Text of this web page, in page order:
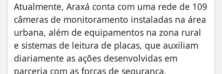
Atualmente, Araxá conta com uma rede de 109
câmeras de monitoramento instaladas na área
urbana, além de equipamentos na zona rural
e sistemas de leitura de placas, que auxiliam
diariamente as ações desenvolvidas em
parceria com as forças de segurança.